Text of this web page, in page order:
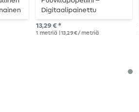
Digitaalipainettu
unikonkukkakuvio, ecru
13,29 € *
1 metriä | 13,29 € / metriä